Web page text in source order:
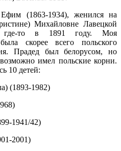
(1863-1934), женился на
Михайловне Лавецкой
где-то в 1891 году. Моя
скорее всего польского
Прадед был белорусом, но
имел польские корни.
10 детей:
(1893-1982)
1941/42)
2001)